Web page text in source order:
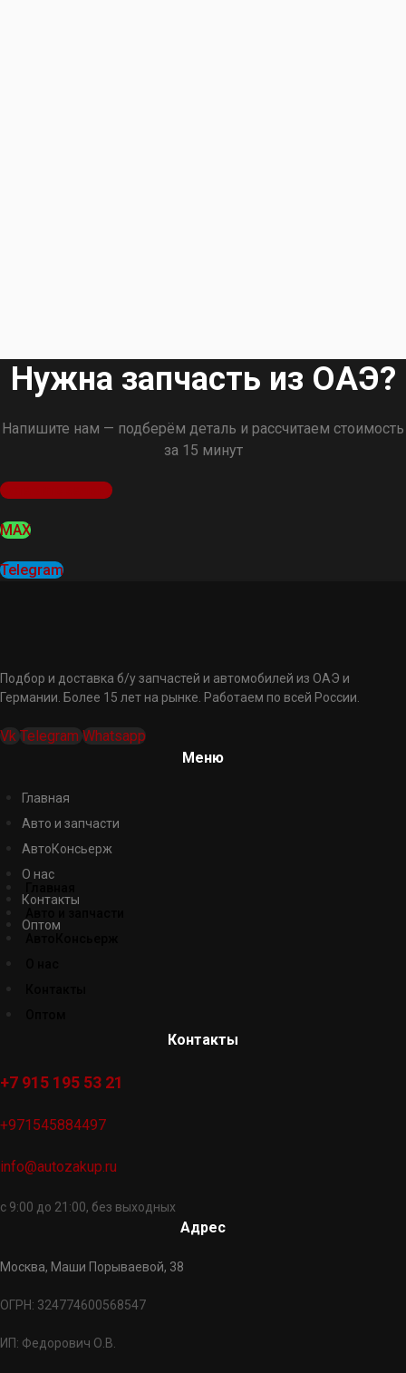
Нужна запчасть из ОАЭ?
Напишите нам — подберём деталь и рассчитаем стоимость
за 15 минут
Оставить заявку
MAX
Telegram
Подбор и доставка б/у запчастей и автомобилей из ОАЭ и
Германии. Более 15 лет на рынке. Работаем по всей России.
Vk Telegram Whatsapp
Меню
Главная
Авто и запчасти
АвтоКонсьерж
О нас
Контакты
Оптом
Контакты
+7 915 195 53 21
+971545884497
info@autozakup.ru
с 9:00 до 21:00, без выходных
Адрес
Москва, Маши Порываевой, 38
ОГРН: 324774600568547
ИП: Федорович О.В.